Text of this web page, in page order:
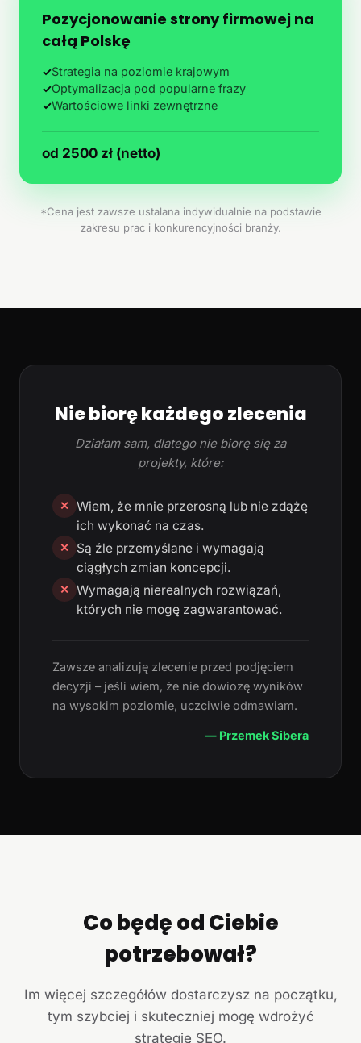
Pozycjonowanie strony firmowej na
całą Polskę
✓Strategia na poziomie krajowym
✓Optymalizacja pod popularne frazy
✓Wartościowe linki zewnętrzne
od 2500 zł (netto)
*Cena jest zawsze ustalana indywidualnie na podstawie
zakresu prac i konkurencyjności branży.
Nie biorę każdego zlecenia
Działam sam, dlatego nie biorę się za
projekty, które:
✕ Wiem, że mnie przerosną lub nie zdążę
ich wykonać na czas.
✕
Są źle przemyślane i wymagają
ciągłych zmian koncepcji.
✕ Wymagają nierealnych rozwiązań,
których nie mogę zagwarantować.
Zawsze analizuję zlecenie przed podjęciem
decyzji – jeśli wiem, że nie dowiozę wyników
na wysokim poziomie, uczciwie odmawiam.
— Przemek Sibera
Co będę od Ciebie
potrzebował?
Im więcej szczegółów dostarczysz na początku,
tym szybciej i skuteczniej mogę wdrożyć
strategię SEO.